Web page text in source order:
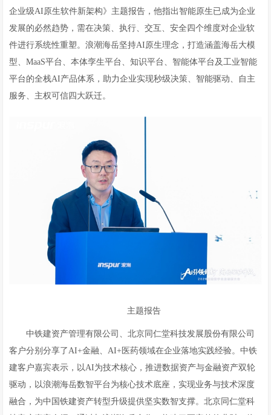
企业级AI原生软件新架构》主题报告，他指出智能原生已成为企业
发展的必然趋势，需在决策、执行、交互、安全四个维度对企业软
件进行系统性重塑。浪潮海岳坚持AI原生理念，打造涵盖海岳大模
型、MaaS平台、本体孪生平台、知识平台、智能体平台及工业智能
平台的全栈AI产品体系，助力企业实现秒级决策、智能驱动、自主
服务、主权可信四大跃迁。
主题报告
中铁建资产管理有限公司、北京同仁堂科技发展股份有限公司
客户分别分享了AI+金融、AI+医药领域在企业落地实践经验。中铁
建客户嘉宾表示，以AI为技术核心，推进数据资产与金融资产双轮
驱动，以浪潮海岳数智平台为核心技术底座，实现业务与技术深度
融合，为中国铁建资产转型升级提供坚实数智支撑。北京同仁堂科